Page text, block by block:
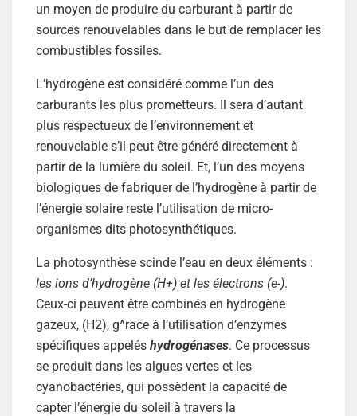
un moyen de produire du carburant à partir de
sources renouvelables dans le but de remplacer les
combustibles fossiles.
L’hydrogène est considéré comme l’un des
carburants les plus prometteurs. Il sera d’autant
plus respectueux de l’environnement et
renouvelable s’il peut être généré directement à
partir de la lumière du soleil. Et, l’un des moyens
biologiques de fabriquer de l’hydrogène à partir de
l’énergie solaire reste l’utilisation de micro-
organismes dits photosynthétiques.
La photosynthèse scinde l’eau en deux éléments :
les ions d’hydrogène (H+) et les électrons (e-).
Ceux-ci peuvent être combinés en hydrogène
gazeux, (H2), g^race à l’utilisation d’enzymes
spécifiques appelés hydrogénases. Ce processus
se produit dans les algues vertes et les
cyanobactéries, qui possèdent la capacité de
capter l’énergie du soleil à travers la